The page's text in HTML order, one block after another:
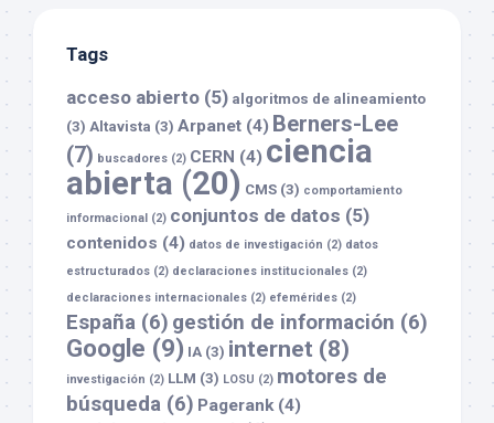
Tags
acceso abierto (5) algoritmos de alineamiento
(3) Altavista (3) Arpanet (4) Berners-Lee
(7) buscadores (2) CERN (4) ciencia
abierta (20) CMS (3) comportamiento
informacional (2) conjuntos de datos (5)
contenidos (4) datos de investigación (2) datos
estructurados (2) declaraciones institucionales (2)
declaraciones internacionales (2) efemérides (2)
España (6) gestión de información (6)
Google (9) IA (3) internet (8)
investigación (2) LLM (3) LOSU (2) motores de
búsqueda (6) Pagerank(4)